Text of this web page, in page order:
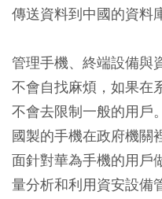
傳送資料到中國的資料
管理手機、終端設備與
不會自找麻煩，如果在
不會去限制一般的用戶
國製的手機在政府機關
面針對華為手機的用戶
量分析和利用資安設備